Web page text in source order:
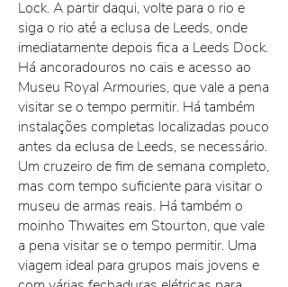
Lock. A partir daqui, volte para o rio e
siga o rio até a eclusa de Leeds, onde
imediatamente depois fica a Leeds Dock.
Há ancoradouros no cais e acesso ao
Museu Royal Armouries, que vale a pena
visitar se o tempo permitir. Há também
instalações completas localizadas pouco
antes da eclusa de Leeds, se necessário.
Um cruzeiro de fim de semana completo,
mas com tempo suficiente para visitar o
museu de armas reais. Há também o
moinho Thwaites em Stourton, que vale
a pena visitar se o tempo permitir. Uma
viagem ideal para grupos mais jovens e